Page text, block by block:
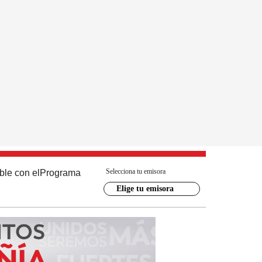
con el Programa Selecciona tu emisora
Elige tu emisora